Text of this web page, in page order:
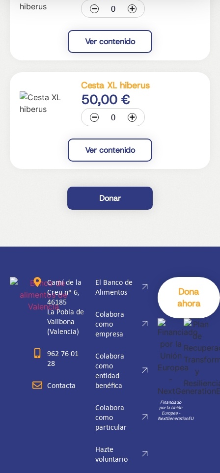
- +
Ver contenido
Cesta XL hiberus
50,00€
- +
Ver contenido
Donar
Camí de la
Creu nº 6,
46185
La Pobla de
Vallbona
(Valencia)
962 76 01
28
Contacta
El Banco de
Alimentos
Colabora
como
empresa
Colabora
como
entidad
benéfica
Colabora
como
particular
Hazte
voluntario
Dona
ahora
Financiado
por la Unión
Europea -
NextGenerationEU